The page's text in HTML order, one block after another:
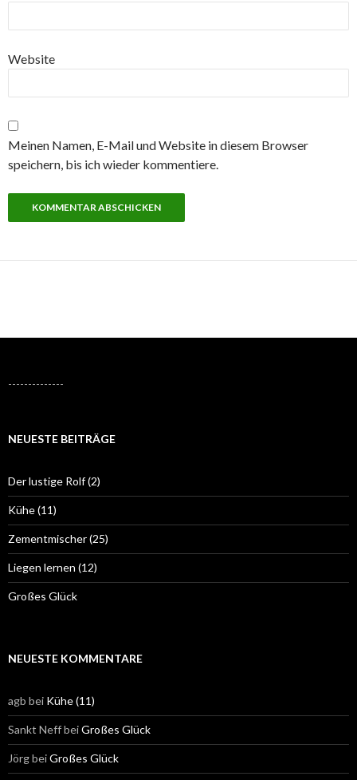
Website
Meinen Namen, E-Mail und Website in diesem Browser
speichern, bis ich wieder kommentiere.
--------------
NEUESTE BEITRÄGE
Der lustige Rolf (2)
Kühe (11)
Zementmischer (25)
Liegen lernen (12)
Großes Glück
NEUESTE KOMMENTARE
agb bei Kühe (11)
Sankt NeffbeiGroßes Glück
JörgbeiGroßes Glück